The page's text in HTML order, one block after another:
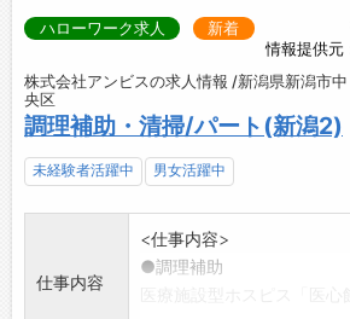
情報提供元
ハローワーク求人 新着
株式会社アンビスの求人情報 /新潟県新潟市中
央区
調理補助・清掃/パート(新潟2)
未経験者活躍中 男女活躍中
仕事内容
<仕事内容>
●調理補助